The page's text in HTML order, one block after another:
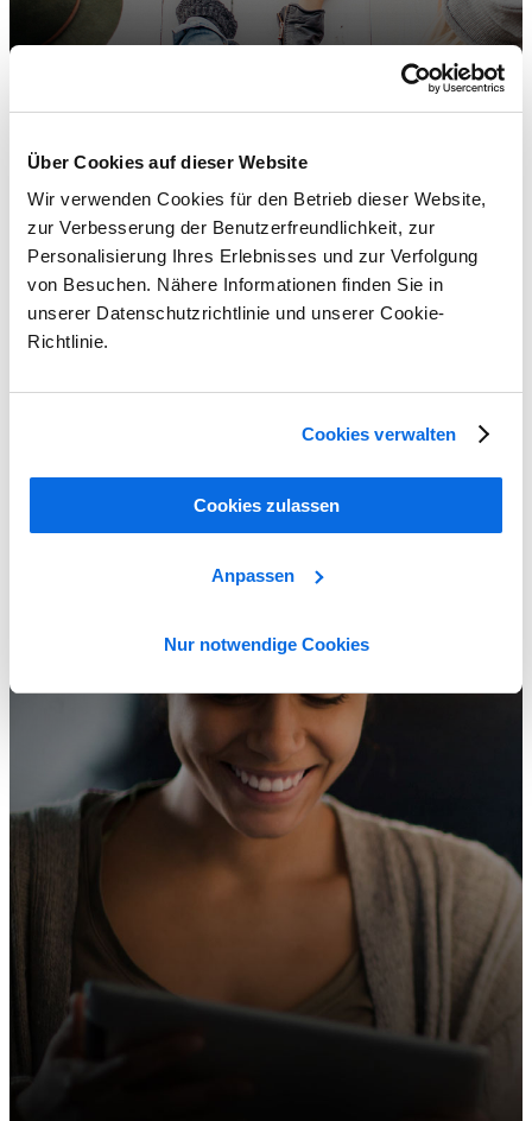
Über Cookies auf dieser Website
Wir verwenden Cookies für den Betrieb dieser Website,
zur Verbesserung der Benutzerfreundlichkeit, zur
Personalisierung Ihres Erlebnisses und zur Verfolgung
von Besuchen. Nähere Informationen finden Sie in
unserer Datenschutzrichtlinie und unserer Cookie-
Richtlinie.
Cookies verwalten
Cookies zulassen
Anpassen
Nur notwendige Cookies
ERP und PLM im Vergleich: Welche Lösung ist besser?